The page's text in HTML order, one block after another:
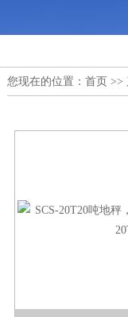
您现在的位置： 首页 >>